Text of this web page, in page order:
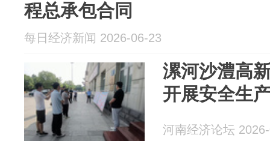
程总承包合同
每日经济新闻 2026-06-23
漯河沙澧高
开展安全生
河南经济论坛